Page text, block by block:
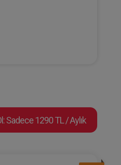
Sadece 1290 TL / Aylık